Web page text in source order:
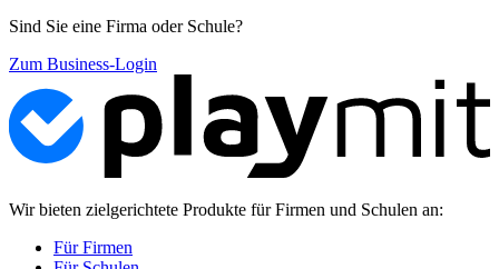
Sind Sie eine Firma oder Schule?
Zum Business-Login
Wir bieten zielgerichtete Produkte für Firmen und Schulen an:
Für Firmen